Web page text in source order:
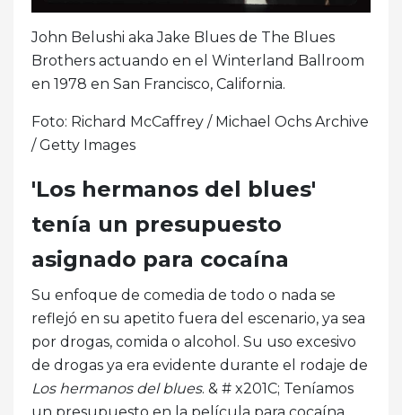
John Belushi aka Jake Blues de The Blues
Brothers actuando en el Winterland Ballroom
en 1978 en San Francisco, California.
Foto: Richard McCaffrey / Michael Ochs Archive
/ Getty Images
'Los hermanos del blues'
tenía un presupuesto
asignado para cocaína
Su enfoque de comedia de todo o nada se
reflejó en su apetito fuera del escenario, ya sea
por drogas, comida o alcohol. Su uso excesivo
de drogas ya era evidente durante el rodaje de
Los hermanos del blues. & # x201C; Teníamos